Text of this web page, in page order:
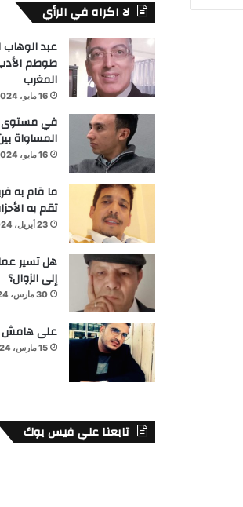
لا اكراه في الرأي
عبد الوهاب
طوطم
المغرب
16 مايو، 2024
في مستوى
المساواة
16 مايو، 2024
ما قام به
تقم به
23 أبريل، 2024
هل تسير
إلى الزوال؟
30 مارس، 2024
على هامش
15 مارس، 2024
تابعنا علي فيس بوك